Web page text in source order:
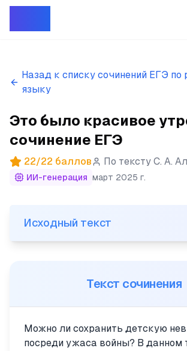
Назад к списку сочинений ЕГЭ по
языку
Это было красивое
сочинение ЕГЭ
22/22 баллов По тексту С. А.
ИИ-генерация март 2025 г.
(1)Это было красивое утро…
Исходный текст
Текст сочинения
Можно ли сохранить детскую
посреди ужаса войны? В данном